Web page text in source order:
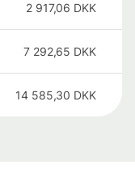
2 917,06 DKK
7 292,65 DKK
14 585,30 DKK